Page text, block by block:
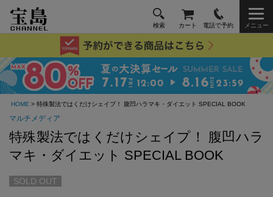
検索 カート 電話で予約 メニュー
HOME > 特殊製法ではくだけシェイプ！ 腹凹ハラマキ・ダイエット SPECIAL BOOK
マルチメディア
特殊製法ではくだけシェイプ！ 腹凹ハラ
マキ・ダイエット SPECIAL BOOK
SOLD OUT